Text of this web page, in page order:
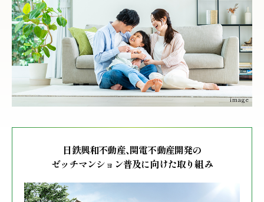
image
日鉄興和不動産、関電不動産開発の
ゼッチマンション普及に向けた取り組み